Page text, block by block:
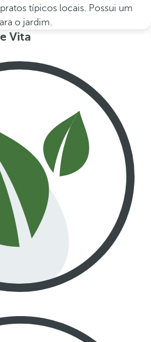
típicos locais. Possui um
o jardim.
Vita